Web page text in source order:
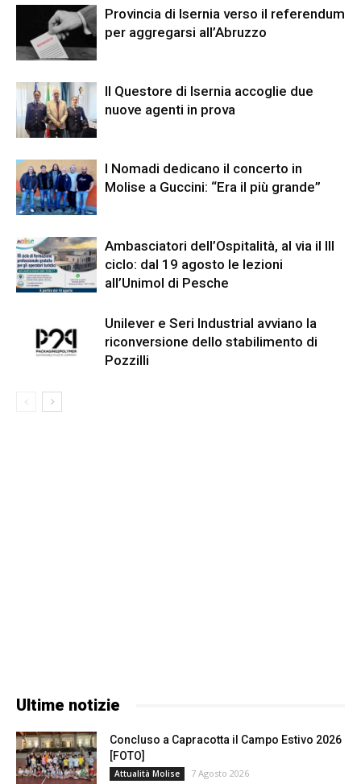
Provincia di Isernia verso il referendum
per aggregarsi all’Abruzzo
Il Questore di Isernia accoglie due
nuove agenti in prova
I Nomadi dedicano il concerto in
Molise a Guccini: “Era il più grande”
Ambasciatori dell’Ospitalità, al via il III
ciclo: dal 19 agosto le lezioni
all’Unimol di Pesche
Unilever e Seri Industrial avviano la
riconversione dello stabilimento di
Pozzilli
Ultime notizie
Concluso a Capracotta il Campo Estivo 2026
[FOTO]
Attualità Molise 7 Agosto 2026